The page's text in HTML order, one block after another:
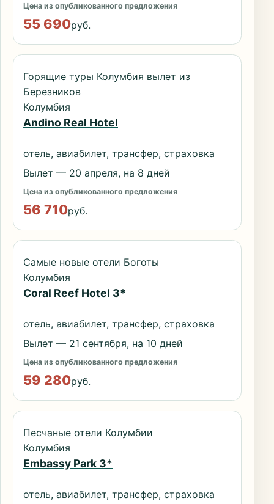
Цена из опубликованного предложения
55 690руб.
Горящие туры Колумбия вылет из
Березников
Колумбия
Andino Real Hotel
отель, авиабилет, трансфер, страховка
Вылет — 20 апреля, на 8 дней
Цена из опубликованного предложения
56 710руб.
Самые новые отели Боготы
Колумбия
Coral Reef Hotel 3*
отель, авиабилет, трансфер, страховка
Вылет — 21 сентября, на 10 дней
Цена из опубликованного предложения
59 280руб.
Песчаные отели Колумбии
Колумбия
Embassy Park 3*
отель, авиабилет, трансфер, страховка